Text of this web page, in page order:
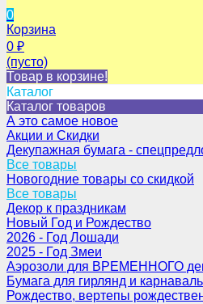
0
Корзина
0 ₽
(пусто)
Товар в корзине!
Каталог
Каталог товаров
А это самое новое
Акции и Скидки
Декупажная бумага -
Все товары
Новогодние товары со скидкой
Все товары
Декор к праздникам
Новый Год и Рождество
2026 - Год Лошади
2025 - Год Змеи
Аэрозоли для ВРЕМЕННОГО
Бумага для гирлянд и
Рождество, вертепы